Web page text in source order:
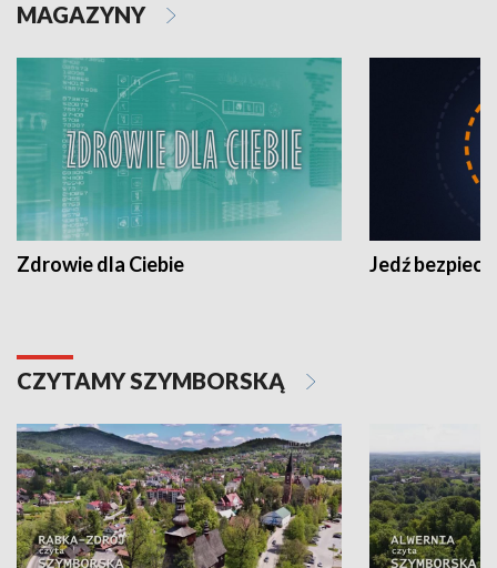
MAGAZYNY
Zdrowie dla Ciebie Jedź
CZYTAMY SZYMBORSKĄ